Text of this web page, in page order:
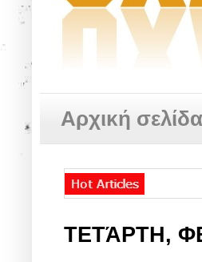
Αρχική σελίδα
ΤΕΤΆΡΤΗ,